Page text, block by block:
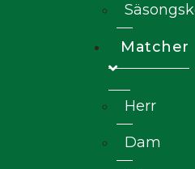
Matcher
Herr
Dam